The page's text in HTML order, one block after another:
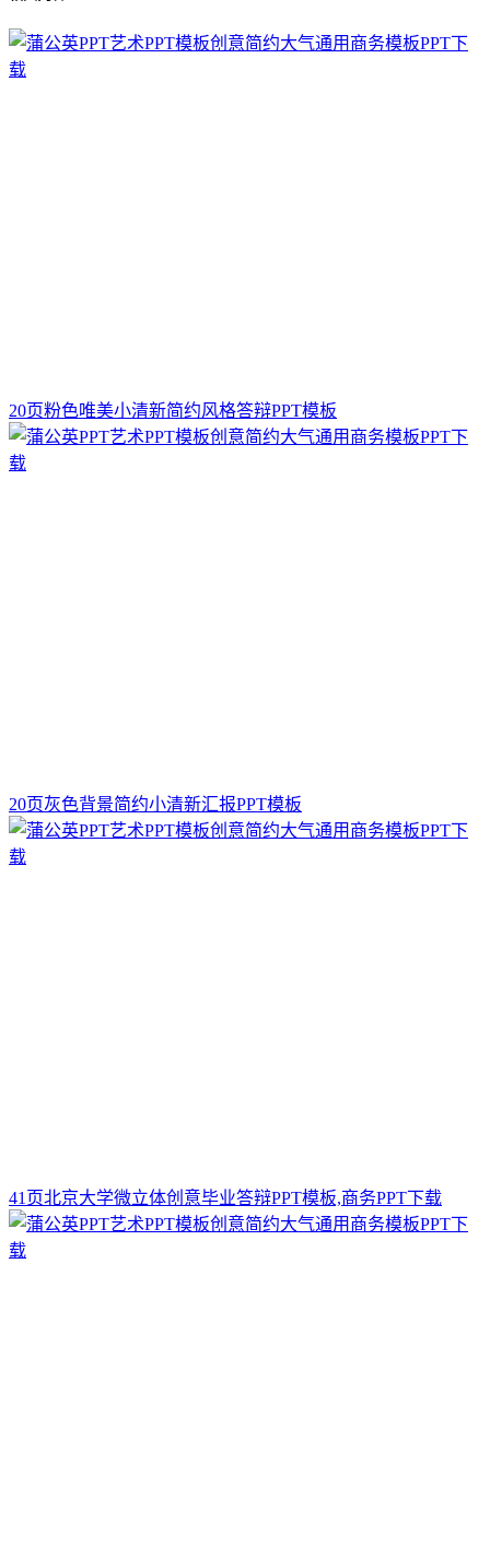
20页粉色唯美小清新简约风格答辩PPT模板
20页灰色背景简约小清新汇报PPT模板
41页北京大学微立体创意毕业答辩PPT模板,商务PPT下载